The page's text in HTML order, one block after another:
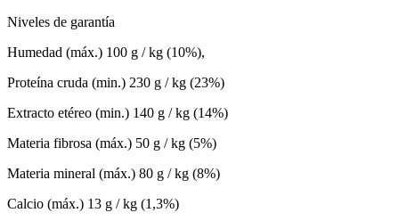
Niveles de garantía
Humedad (máx.) 100 g / kg (10%),
Proteína cruda (min.) 230 g / kg (23%)
Extracto etéreo (min.) 140 g / kg (14%)
Materia fibrosa (máx.) 50 g / kg (5%)
Materia mineral (máx.) 80 g / kg (8%)
Calcio (máx.) 13 g / kg (1,3%)